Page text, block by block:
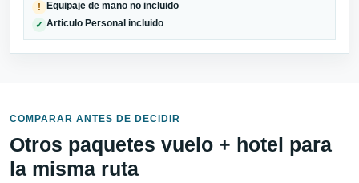
! Equipaje de mano no incluido
✓ Articulo Personal incluido
COMPARAR ANTES DE DECIDIR
Otros paquetes vuelo + hotel para
la misma ruta